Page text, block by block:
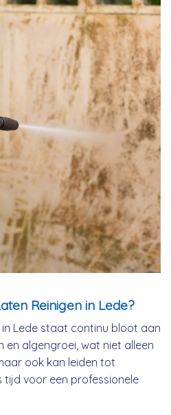
Reinigen in Lede?
Lede staat continu bloot aan
en algengroei, wat niet alleen
ook kan leiden tot
tijd voor een professionele